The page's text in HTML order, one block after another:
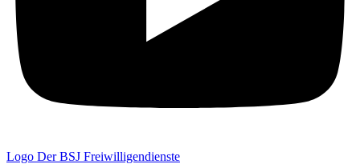
Logo Der BSJ Freiwilligendienste